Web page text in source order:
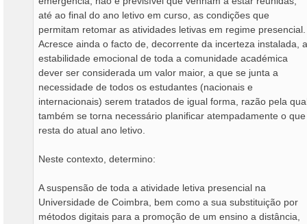
até ao final do ano letivo em curso, as condições que
permitam retomar as atividades letivas em regime presencial.
Acresce ainda o facto de, decorrente da incerteza instalada, a
estabilidade emocional de toda a comunidade académica
dever ser considerada um valor maior, a que se junta a
necessidade de todos os estudantes (nacionais e
internacionais) serem tratados de igual forma, razão pela
também se torna necessário planificar atempadamente o que
resta do atual ano letivo.
Neste contexto, determino:
A suspensão de toda a atividade letiva presencial na
Universidade de Coimbra, bem como a sua substituição por
métodos digitais para a promoção de um ensino a distância,